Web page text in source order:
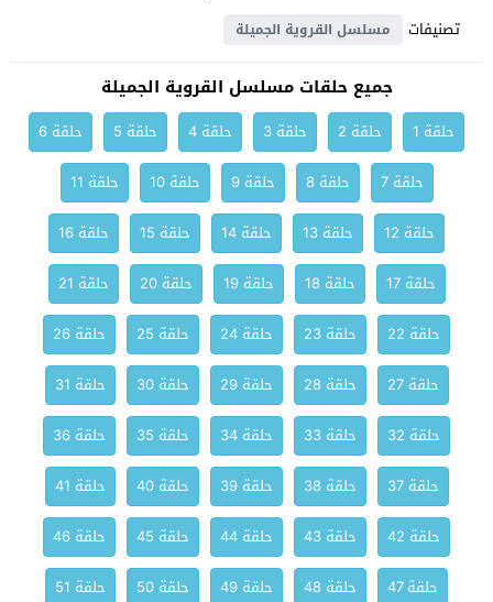
تصنيفات
مسلسل القروية الجميلة
جميع حلقات مسلسل القروية الجميلة
حلقة 1 حلقة 2 حلقة 3 حلقة 4 حلقة 5
حلقة 6
حلقة 7
حلقة 8 حلقة 9 حلقة 10
حلقة 11
حلقة 12
حلقة 13 حلقة 14 حلقة 15
حلقة 16
حلقة 17
حلقة 18 حلقة 19 حلقة 20
حلقة 21
حلقة 22
حلقة 23 حلقة 24 حلقة 25
حلقة 26
حلقة 27
حلقة 28 حلقة 29 حلقة 30
حلقة 31
حلقة 32
حلقة 33 حلقة 34 حلقة 35
حلقة 36
حلقة 37
حلقة 38 حلقة 39 حلقة 40
حلقة 41
حلقة 42
حلقة 43 حلقة 44 حلقة 45
حلقة 46
حلقة 47
حلقة 48 حلقة 49 حلقة 50
حلقة 51